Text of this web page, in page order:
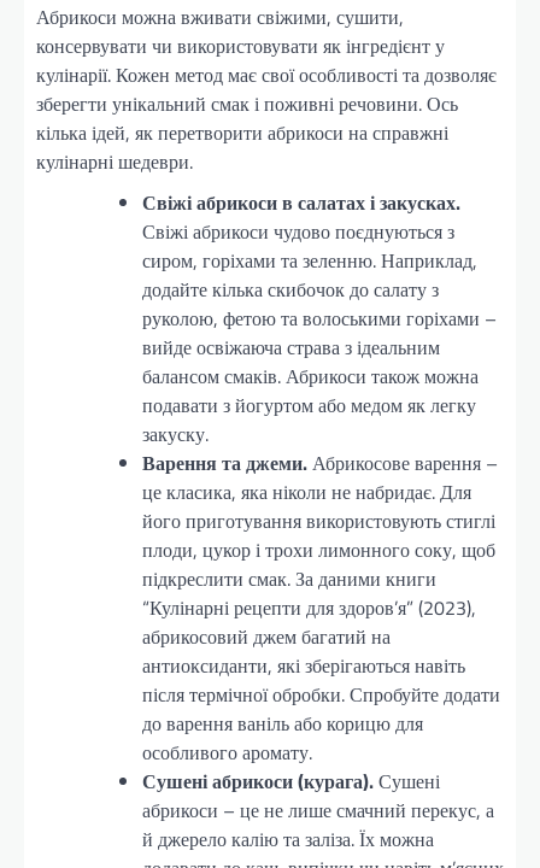
Абрикоси можна вживати свіжими, сушити,
консервувати чи використовувати як інгредієнт у
кулінарії. Кожен метод має свої особливості та дозволяє
зберегти унікальний смак і поживні речовини. Ось
кілька ідей, як перетворити абрикоси на справжні
кулінарні шедеври.
Свіжі абрикоси в салатах і закусках.
Свіжі абрикоси чудово поєднуються з
сиром, горіхами та зеленню. Наприклад,
додайте кілька скибочок до салату з
руколою, фетою та волоськими горіхами –
вийде освіжаюча страва з ідеальним
балансом смаків. Абрикоси також можна
подавати з йогуртом або медом як легку
закуску.
Варення та джеми.Абрикосове варення –
це класика, яка ніколи не набридає. Для
його приготування використовують стиглі
плоди, цукор і трохи лимонного соку, щоб
підкреслити смак. За даними книги
“Кулінарні рецепти для здоров’я” (2023),
абрикосовий джем багатий на
антиоксиданти, які зберігаються навіть
після термічної обробки. Спробуйте додати
до варення ваніль або корицю для
особливого аромату.
Сушені абрикоси (курага).Сушені
абрикоси – це не лише смачний перекус, а
й джерело калію та заліза. Їх можна